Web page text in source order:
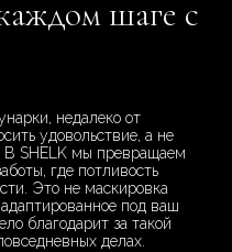
шаге с
недалеко от
удовольствие, а не
В SHELK мы превращаем
где потливость
Это не маскировка
под ваш
благодарит за такой
делах.